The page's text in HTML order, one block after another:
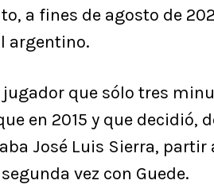
a fines de agosto de
argentino.
jugador que sólo tres
en 2015 y que decidió,
José Luis Sierra, partir
vez con Guede.